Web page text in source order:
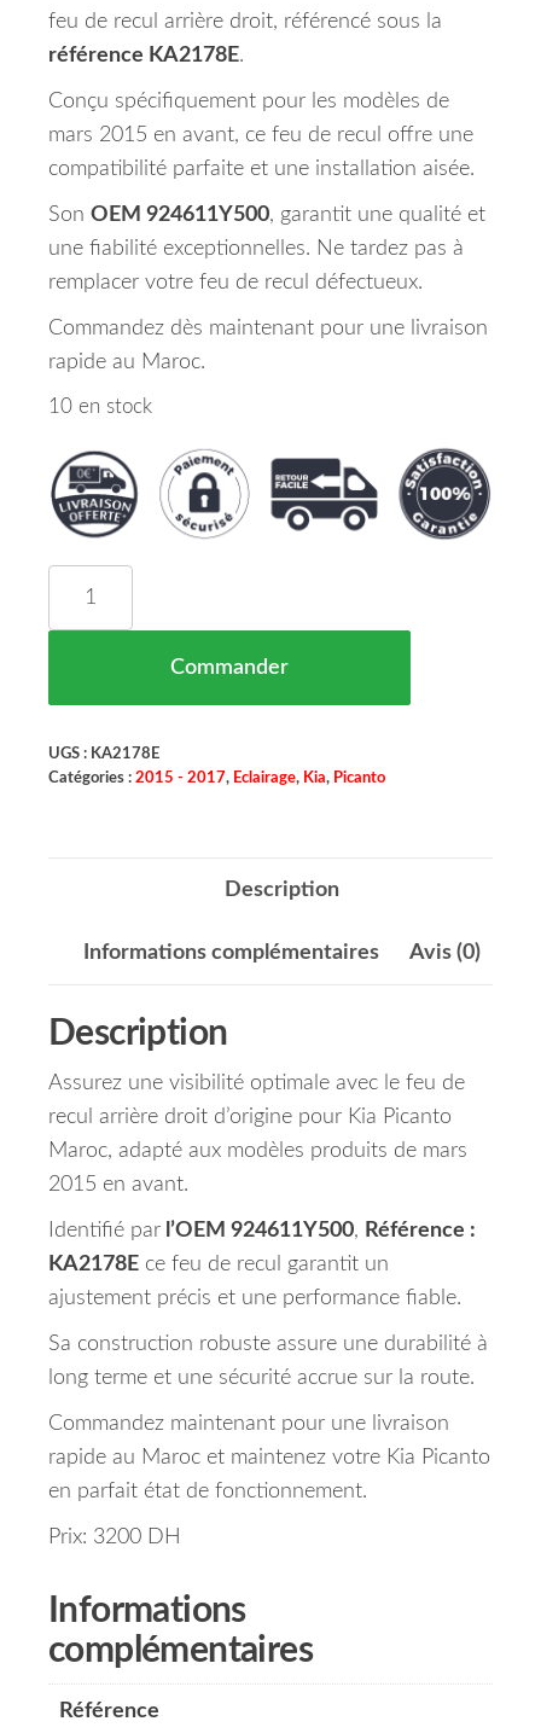
feu de recul arrière droit, référencé sous la
référence KA2178E.
Conçu spécifiquement pour les modèles de
mars 2015 en avant, ce feu de recul offre une
compatibilité parfaite et une installation aisée.
Son OEM 924611Y500, garantit une qualité et
une fiabilité exceptionnelles. Ne tardez pas à
remplacer votre feu de recul défectueux.
Commandez dès maintenant pour une livraison
rapide au Maroc.
10 en stock
Commander
UGS : KA2178E
Catégories : 2015 - 2017, Eclairage, Kia, Picanto
Description
Informations complémentaires Avis (0)
Description
Assurez une visibilité optimale avec le feu de
recul arrière droit d’origine pour Kia Picanto
Maroc, adapté aux modèles produits de mars
2015 en avant.
Identifié par l’OEM 924611Y500, Référence :
KA2178E ce feu de recul garantit un
ajustement précis et une performance fiable.
Sa construction robuste assure une durabilité à
long terme et une sécurité accrue sur la route.
Commandez maintenant pour une livraison
rapide au Maroc et maintenez votre Kia Picanto
en parfait état de fonctionnement.
Prix: 3200 DH
Informations
complémentaires
Référence